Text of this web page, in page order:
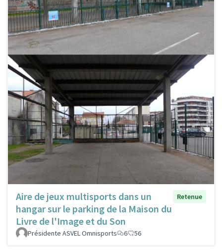
Aire de jeux multisports dans un
hangar sur le parking de la Maison du
Livre de l'Image et du Son
Retenue
Présidente ASVEL Omnisports 6 56